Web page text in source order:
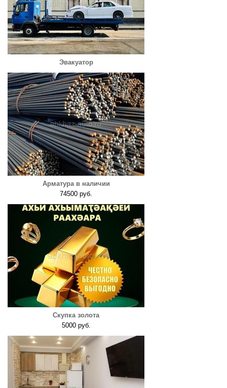
Эвакуатор
Арматура в наличии
74500 руб.
Скупка золота
5000 руб.